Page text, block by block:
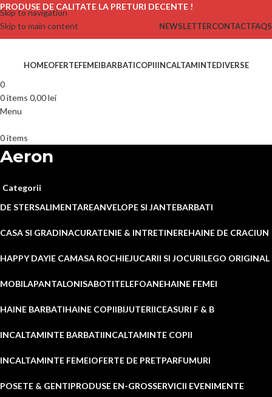
Skip to navigation
Skip to main content
PRODUSE DE CALITATE LA PRETURI DECENTE !
NEWSLETTERCONTACTFAQS
HOMEOFERTEFEMEIBARBATICOPIIINCALTAMINTEDIVERSE
0
0items 0,00lei
Menu
0items
Aeron
Categorii
DE STERSALIMENTAREANVELOPE SI JANTEBARBATI
CASA SI GRADINACURATENIE & INTRETINEREHAINE DE CRACIUN
HAPPY DAYIE CAMASA ROCHIEJUCARII SI JOCURILEGO ORIGINAL
MOBILAPANTALONISABOTITELEFOANEHAINE FEMEI
HAINE BARBATIHAINE COPIIBIJUTERIICEASURI F & B
INCALTAMINTE BARBATIINCALTAMINTE COPII
INCALTAMINTE FEMEIOFERTE DE PRETPARFUMURI
POSETE & GENTIPRODUSE EN-GROSSERVICII EVENIMENTE